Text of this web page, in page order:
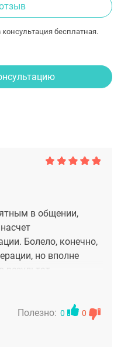
консультация бесплатная.
в общении,
Болело, конечно,
но вполне
–
И что самое
грудь
как своя.
Полезно: 0 0